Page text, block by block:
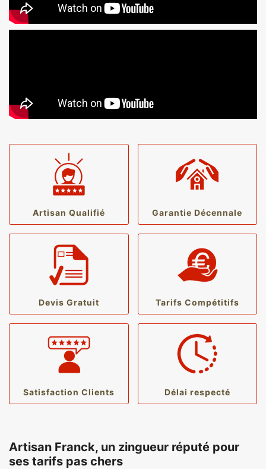
Artisan Qualifié Garantie Décennale
Devis Gratuit Tarifs Compétitifs
Satisfaction Clients Délai respecté
Artisan Franck, un zingueur réputé pour
ses tarifs pas chers